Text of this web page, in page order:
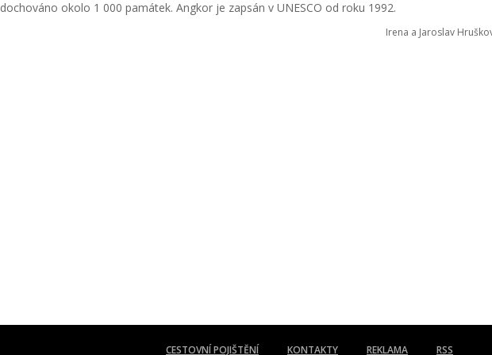
dochováno okolo 1 000 památek. Angkor je zapsán v UNESCO od roku 1992.
Irena a Jaroslav
CESTOVNÍ POJIŠTĚNÍ KONTAKTY REKLAMA RSS